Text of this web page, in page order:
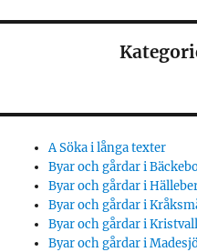
A Söka i långa texter
Byar och gårdar i
Byar och gårdar i
Byar och gårdar i
Byar och gårdar i
Byar och gårdar i